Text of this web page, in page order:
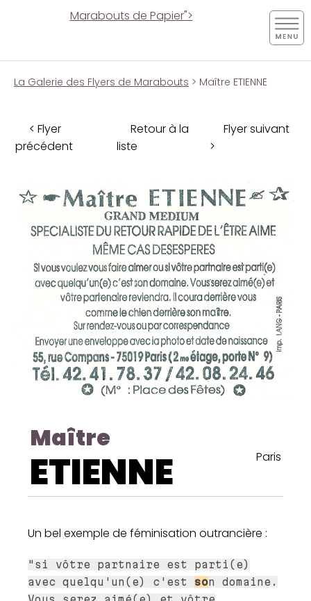
Marabouts de Papier">
La Galerie des Flyers de Marabouts > Maître ETIENNE
< Flyer
précédent
Retour à la
liste
Flyer suivant
>
Maître
ETIENNE Paris
Un bel exemple de féminisation outrancière :
"si vôtre partnaire est parti(e)
avec quelqu'un(e) c'est son domaine.